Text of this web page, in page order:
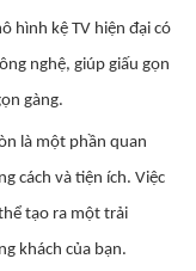
hình kệ TV hiện đại có
nghệ, giúp giấu gọn
gàng.
là một phần quan
cách và tiện ích. Việc
tạo ra một trải
khách của bạn.